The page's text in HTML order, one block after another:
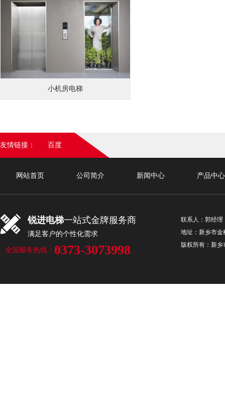
小机房电梯
友情链接： 百度
网站首页 公司简介 新闻中心 产品中心
联系我们
锐进电梯一站式金牌服务商
满足客户的个性化需求
全国服务热线： 0373-3073998
联系人：郭经理
地址：新乡市
版权所有：新